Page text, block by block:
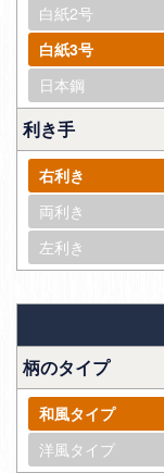
白紙2号
白紙3号
日本鋼
利き手
右利き
両利き
左利き
柄のタイプ
和風タイプ
洋風タイプ